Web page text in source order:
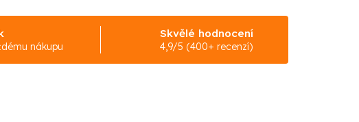
nákupu
Skvělé hodnocení
4,9/5 (400+ recenzí)